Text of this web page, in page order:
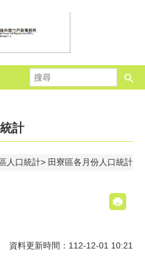
尋
計
人口統計 田寮區各月份人口統計
資料更新時間：112-12-01 10:21